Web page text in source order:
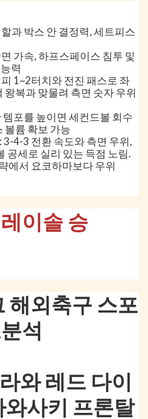
과 박스 안 결정력, 세트피스
가속, 하프스페이스 침투 및
력
1~2터치와 전진 패스로 좌
왕복과 맞물려 측면 숫자 우위
템포를 높이면 세컨드볼 회수
볼륨 확보 가능
: 3-4-3 전환 속도와 측면 우위,
공세로 실리 있는 득점 노림.
에서 요코하마보다 우위
이솔 승
해외축구 스포
석
와 레드 다이
와사키 프론탈